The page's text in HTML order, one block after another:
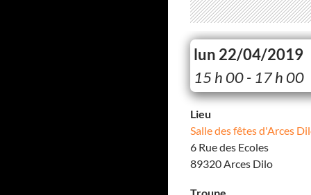
lun 22/04/2019
15 h 00 - 17 h 00
Lieu
Salle des fêtes d'Arces
6 Rue des Ecoles
89320 Arces Dilo